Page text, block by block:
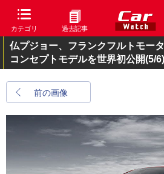
カテゴリ 過去記事
仏プジョー、フランクフルトモー
コンセプトモデルを世界初公開(5/6)
前の画像